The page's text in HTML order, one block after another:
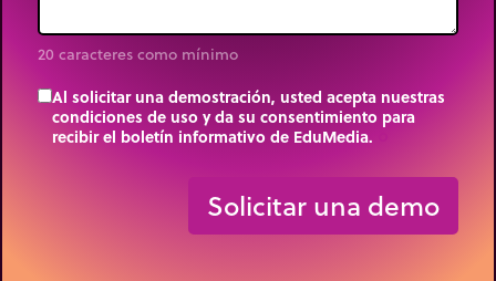
20 caracteres como mínimo
Al solicitar una demostración, usted acepta nuestras
condiciones de uso y da su consentimiento para
recibir el boletín informativo de EduMedia.
Solicitar una demo